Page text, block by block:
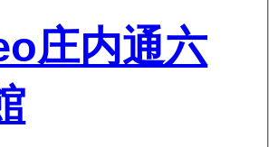
庄内通六